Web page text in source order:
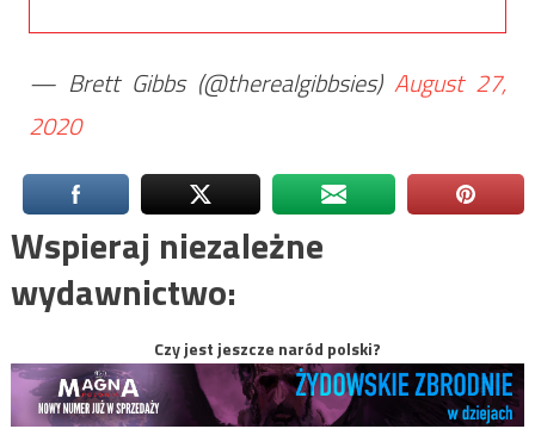
— Brett Gibbs (@therealgibbsies)August 27,
2020
Wspieraj niezależne
wydawnictwo:
Czy jest jeszcze naród polski?